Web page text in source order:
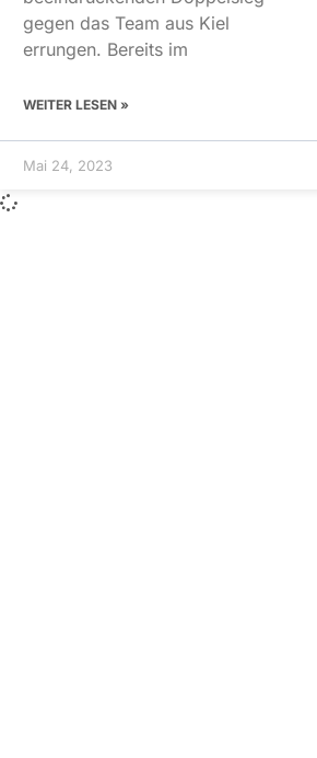
gegen das Team aus Kiel
errungen. Bereits im
WEITER LESEN »
Mai 24, 2023